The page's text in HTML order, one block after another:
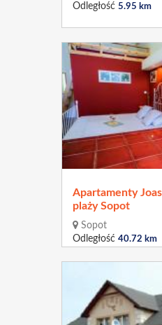
Odległość 5.95 km
Apartamenty
plaży Sopot
Sopot
Odległość 40.72 km